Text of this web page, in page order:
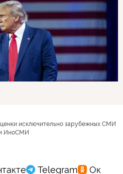
исключительно зарубежных СМИ
ИноСМИ